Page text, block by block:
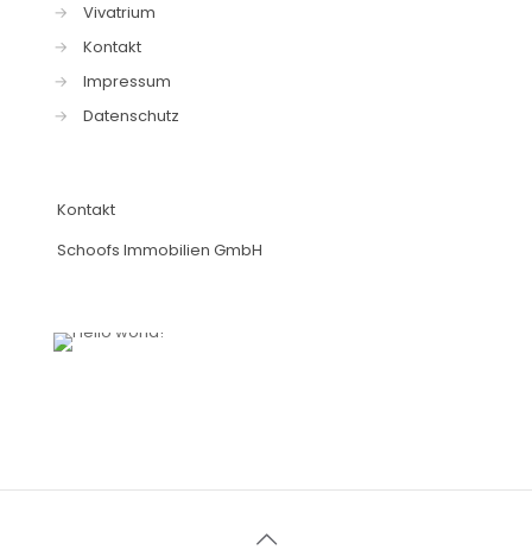
→
Vivatrium
→
Kontakt
→
Impressum
→
Datenschutz
Kontakt
Schoofs Immobilien GmbH